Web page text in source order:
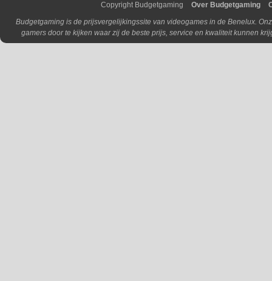
Copyright Budgetgaming
Over Budgetgaming
Budgetgaming is de prijsvergelijkingssite van videogames in de Benelux.
gamers door te kijken waar zij de beste prijs, service en kwaliteit kunnen